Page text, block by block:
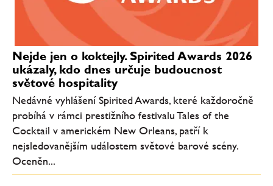
Nejde jen o koktejly. Spirited Awards 2026
ukázaly, kdo dnes určuje budoucnost
světové hospitality
Nedávné vyhlášení Spirited Awards, které každoročně
probíhá v rámci prestižního festivalu Tales of the
Cocktail v americkém New Orleans, patří k
nejsledovanějším událostem světové barové scény.
Oceněn...